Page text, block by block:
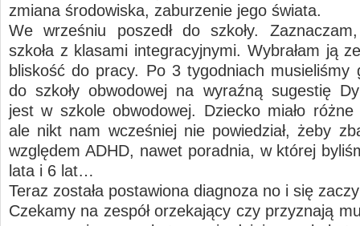
zmiana środowiska, zaburzenie jego świata.
We wrześniu poszedł do szkoły.
szkoła z klasami integracyjnymi. Wybrałam ją
bliskość do pracy. Po 3 tygodniach musieliśmy
do szkoły obwodowej na wyraźną sugestię
jest w szkole obwodowej. Dziecko miało różne
ale nikt nam wcześniej nie powiedział, żeby
względem ADHD, nawet poradnia, w której
lata i 6 lat…
Teraz została postawiona diagnoza no i się
Czekamy na zespół orzekający czy przyznają